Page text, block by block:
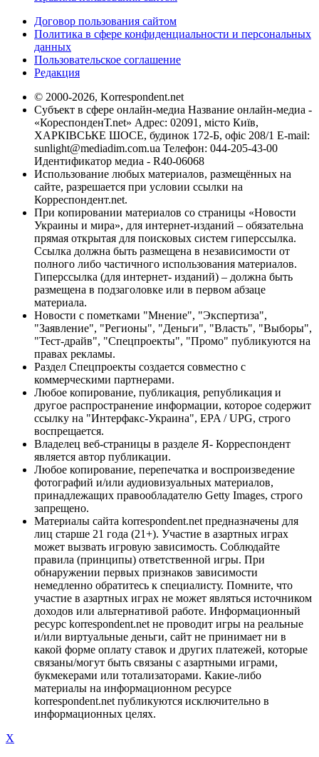
Договор пользования сайтом
Политика в сфере конфиденциальности и персональных
данных
Пользовательское соглашение
Редакция
© 2000-2026, Korrespondent.net
Субъект в сфере онлайн-медиа Название онлайн-медиа -
«КореспонденТ.net» Адрес: 02091, місто Київ,
ХАРКІВСЬКЕ ШОСЕ, будинок 172-Б, офіс 208/1 E-mail:
sunlight@mediadim.com.ua Телефон: 044-205-43-00
Идентификатор медиа - R40-06068
Использование любых материалов, размещённых на
сайте, разрешается при условии ссылки на
Корреспондент.net.
При копировании материалов со страницы «Новости
Украины и мира», для интернет-изданий – обязательна
прямая открытая для поисковых систем гиперссылка.
Ссылка должна быть размещена в независимости от
полного либо частичного использования материалов.
Гиперссылка (для интернет- изданий) – должна быть
размещена в подзаголовке или в первом абзаце
материала.
Новости с пометками "Мнение", "Экспертиза",
"Заявление", "Регионы", "Деньги", "Власть", "Выборы",
"Тест-драйв", "Спецпроекты", "Промо" публикуются на
правах рекламы.
Раздел Спецпроекты создается совместно с
коммерческими партнерами.
Любое копирование, публикация, републикация и
другое распространение информации, которое содержит
ссылку на "Интерфакс-Украина", EPA / UPG, строго
воспрещается.
Владелец веб-страницы в разделе Я- Корреспондент
является автор публикации.
Любое копирование, перепечатка и воспроизведение
фотографий и/или аудиовизуальных материалов,
принадлежащих правообладателю Getty Images, строго
запрещено.
Материалы сайта korrespondent.net предназначены для
лиц старше 21 года (21+). Участие в азартных играх
может вызвать игровую зависимость. Соблюдайте
правила (принципы) ответственной игры. При
обнаружении первых признаков зависимости
немедленно обратитесь к специалисту. Помните, что
участие в азартных играх не может являться источником
доходов или альтернативой работе. Информационный
ресурс korrespondent.net не проводит игры на реальные
и/или виртуальные деньги, сайт не принимает ни в
какой форме оплату ставок и других платежей, которые
связаны/могут быть связаны с азартными играми,
букмекерами или тотализаторами. Какие-либо
материалы на информационном ресурсе
korrespondent.net публикуются исключительно в
информационных целях.
X